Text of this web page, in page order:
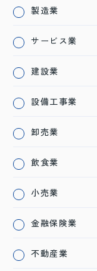
製造業
サービス業
建設業
設備工事業
卸売業
飲食業
小売業
金融保険業
不動産業